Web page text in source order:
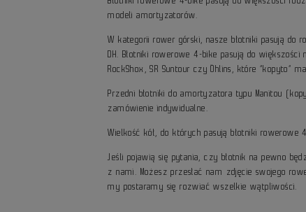
modeli amortyzatorów.
W kategorii rower górski, nasze błotniki pasują do
DH. Błotniki rowerowe 4-bike pasują do
RockShox, SR Suntour czy Öhlins, które “kopyto”
Przedni błotniki do amortyzatora typu Manitou
zamówienie indywidualne.
Wielkość kół, do których pasują błotniki
Jeśli pojawią się pytania, czy błotnik na pewno
z nami. Możesz przesłać nam zdjęcie swojego
my postaramy się rozwiać wszelkie wątpliwości.